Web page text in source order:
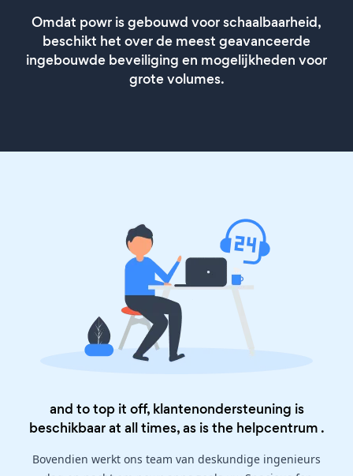
Omdat powr is gebouwd voor schaalbaarheid,
beschikt het over de meest geavanceerde
ingebouwde beveiliging en mogelijkheden voor
grote volumes.
and to top it off, klantenondersteuning is
beschikbaar at all times, as is the helpcentrum .
Bovendien werkt ons team van deskundige ingenieurs